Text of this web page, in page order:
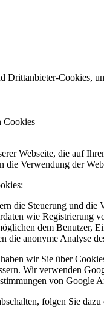
Drittanbieter-Cookies,
Cookies
Webseite, die auf
die Verwendung der
die Steuerung und die
wie Registrierung
dem Benutzer,
die anonyme Analyse
wir Sie über
Wir verwenden
von
folgen Sie